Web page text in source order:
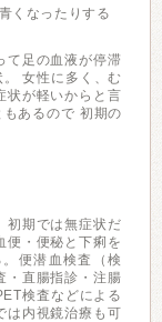
くなったりする
て足の血液が停滞
女性に多く、む
状が軽いからと言
あるので 初期の
初期では無症状だ
便・便秘と下痢を
便潜血検査（検
・直腸指診・注腸
検査などによる
は内視鏡治療も可